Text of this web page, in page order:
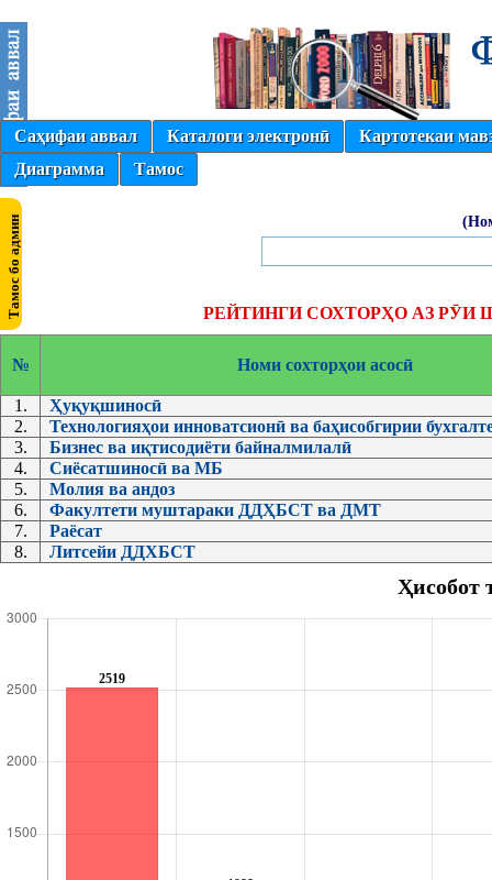
Саҳифаи аввал Каталоги электронӣ
Картотекаи
Диаграмма
Тамос
РЕЙТИНГИ СОХТОРҲО АЗ РӮИ
№ Номи сохторҳои асосӣ
1.
Ҳуқуқшиносӣ
2.
Технологияҳои инноватсионӣ ва баҳисобгирии
3.
Бизнес ва иқтисодиёти байналмилалӣ
4.
Сиёсатшиносӣ ва МБ
5.
Молия ва андоз
6.
Факултети муштараки ДДҲБСТ ва ДМТ
7.
Раёсат
8.
Литсейи ДДХБСТ
Ҳисобот